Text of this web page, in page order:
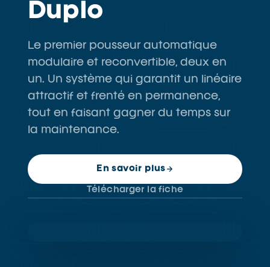
Duplo
Le premier pousseur automatique
modulaire et reconvertible, deux en
un. Un système qui garantit un linéaire
attractif et frenté en permanence,
tout en faisant gagner du temps sur
la maintenance.
En savoir plus
Télécharger la fiche